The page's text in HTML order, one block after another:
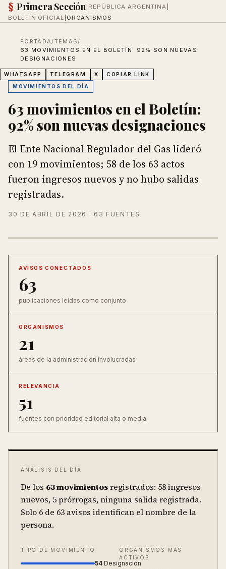
§ Primera Sección REPÚBLICA ARGENTINA
BOLETÍN OFICIAL ORGANISMOS
PORTADA/TEMAS/
63 MOVIMIENTOS EN EL BOLETÍN: 92% SON NUEVAS
DESIGNACIONES
WHATSAPP TELEGRAM X
COPIAR LINK
MOVIMIENTOS DEL DÍA
63 movimientos en el Boletín:
92% son nuevas designaciones
El Ente Nacional Regulador del Gas lideró
con 19 movimientos; 58 de los 63 actos
fueron ingresos nuevos y no hubo salidas
registradas.
30 DE ABRIL DE 2026 · 63 FUENTES
AVISOS CONECTADOS
63
publicaciones leídas como conjunto
ORGANISMOS
21
áreas de la administración involucradas
RELEVANCIA
51
fuentes con prioridad editorial alta o media
ANÁLISIS DEL DÍA
De los 63movimientosregistrados: 58 ingresos
nuevos, 5 prórrogas, ninguna salida registrada.
Solo 6 de 63 avisos identifican el nombre de la
persona.
TIPO DE MOVIMIENTO
54 Designación
ORGANISMOS MÁS
ACTIVOS